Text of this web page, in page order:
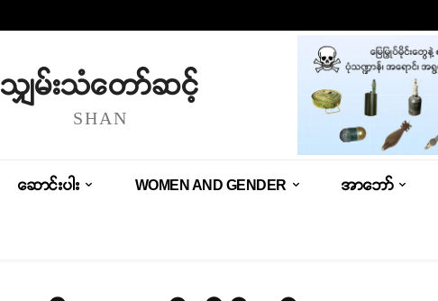
သျှမ်းသံတော်ဆင့်
SHAN
ဆောင်းပါး WOMEN AND GENDER အာဘော်